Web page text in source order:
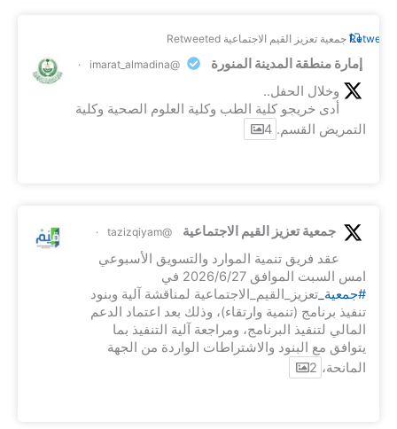
Retweet جمعية تعزيز القيم الاجتماعية Retweeted
إمارة منطقة المدينة المنورة @imarat_almadina
·
وخلال الحفل..
أدى خريجو كلية الطب وكلية العلوم الصحية وكلية
التمريض القسم. 4
جمعية تعزيز القيم الاجتماعية @tazizqiyam
·
عقد فريق تنمية الموارد والتسويق الأسبوعي
امس السبت الموافق 2026/6/27 في
#جمعية_ تعزيز_القيم_الاجتماعية لمناقشة آلية وبنود
تنفيذ برنامج (تنمية وارتقاء)، وذلك بعد اعتماد الدعم
المالي لتنفيذ البرنامج، ومراجعة آلية التنفيذ بما
يتوافق مع البنود والاشتراطات الواردة من الجهة
المانحة، 2